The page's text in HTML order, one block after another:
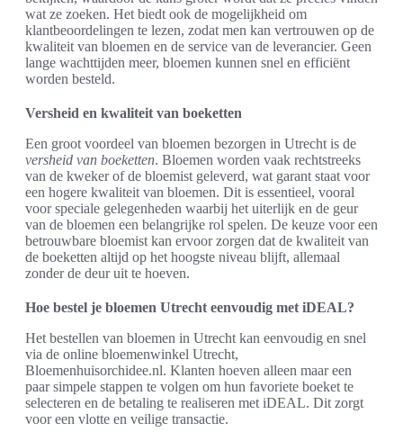
wat ze zoeken. Het biedt ook de mogelijkheid om
klantbeoordelingen te lezen, zodat men kan vertrouwen op de
kwaliteit van bloemen en de service van de leverancier. Geen
lange wachttijden meer, bloemen kunnen snel en efficiënt
worden besteld.
Versheid en kwaliteit van boeketten
Een groot voordeel van bloemen bezorgen in Utrecht is de
versheid van boeketten. Bloemen worden vaak rechtstreeks
van de kweker of de bloemist geleverd, wat garant staat voor
een hogere kwaliteit van bloemen. Dit is essentieel, vooral
voor speciale gelegenheden waarbij het uiterlijk en de geur
van de bloemen een belangrijke rol spelen. De keuze voor een
betrouwbare bloemist kan ervoor zorgen dat de kwaliteit van
de boeketten altijd op het hoogste niveau blijft, allemaal
zonder de deur uit te hoeven.
Hoe bestel je bloemen Utrecht eenvoudig met iDEAL?
Het bestellen van bloemen in Utrecht kan eenvoudig en snel
via de online bloemenwinkel Utrecht,
Bloemenhuisorchidee.nl. Klanten hoeven alleen maar een
paar simpele stappen te volgen om hun favoriete boeket te
selecteren en de betaling te realiseren met iDEAL. Dit zorgt
voor een vlotte en veilige transactie.